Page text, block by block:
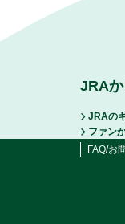
JRA
JRAの
ファン
FAQ/お